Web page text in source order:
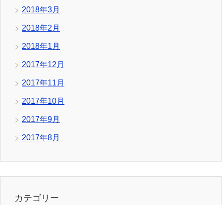
2018年3月
2018年2月
2018年1月
2017年12月
2017年11月
2017年10月
2017年9月
2017年8月
カテゴリー